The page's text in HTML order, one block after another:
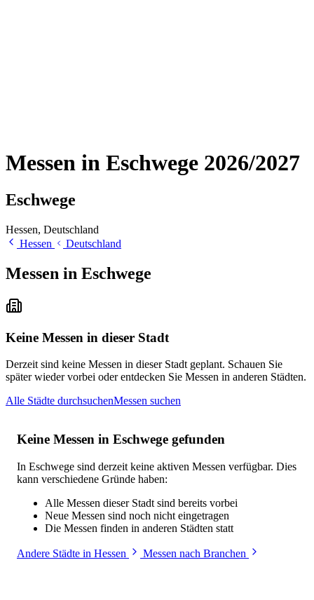
Messen in Eschwege 2026/2027
Eschwege
Hessen, Deutschland
Hessen
Deutschland
Messen in Eschwege
Keine Messen in dieser Stadt
Derzeit sind keine Messen in dieser Stadt geplant. Schauen Sie
später wieder vorbei oder entdecken Sie Messen in anderen Städten.
Alle Städte durchsuchenMessen suchen
Keine Messen in Eschwege gefunden
In Eschwege sind derzeit keine aktiven Messen verfügbar. Dies
kann verschiedene Gründe haben:
Alle Messen dieser Stadt sind bereits vorbei
Neue Messen sind noch nicht eingetragen
Die Messen finden in anderen Städten statt
Andere Städte in Hessen Messen nach Branchen